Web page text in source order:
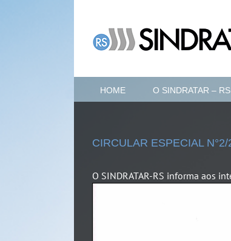
HOME O SINDRATAR – RS
CIRCULAR ESPECIAL
O SINDRATAR-RS informa aos